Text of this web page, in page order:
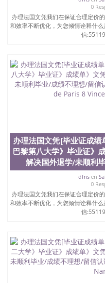
0
办理法国文凭我们在保证合理定价
和效率不断优化，为您倾情诠释什
信
办理法国文凭[毕业证成
巴黎第八大学》毕业证》
解决国外退学/未顺利
dfnsen
0
办理法国文凭我们在保证合理定价
和效率不断优化，为您倾情诠释什
信